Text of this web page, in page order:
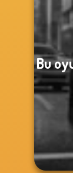
Bu